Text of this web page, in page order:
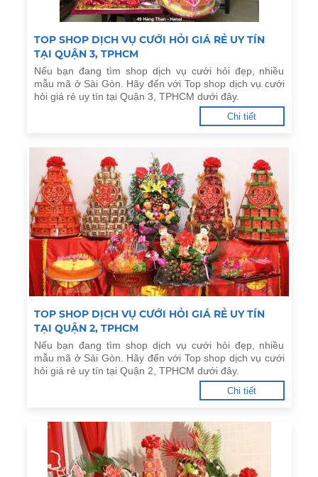
TOP SHOP DỊCH VỤ CƯỚI HỎI GIÁ RẺ UY TÍN
TẠI QUẬN 3, TPHCM
Nếu bạn đang tìm shop dịch vụ cưới hỏi đẹp, nhiều
mẫu mã ở Sài Gòn. Hãy đến với Top shop dịch vụ cưới
hỏi giá rẻ uy tín tại Quận 3, TPHCM dưới đây.
Chi tiết
TOP SHOP DỊCH VỤ CƯỚI HỎI GIÁ RẺ UY TÍN
TẠI QUẬN 2, TPHCM
Nếu bạn đang tìm shop dịch vụ cưới hỏi đẹp, nhiều
mẫu mã ở Sài Gòn. Hãy đến với Top shop dịch vụ cưới
hỏi giá rẻ uy tín tại Quận 2, TPHCM dưới đây.
Chi tiết